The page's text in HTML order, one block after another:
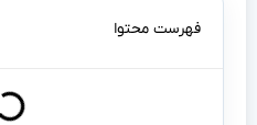
فهرست محتوا